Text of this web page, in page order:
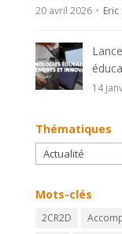
20 avril 2026 Eric
14
Thématiques
Thématiques
Mots-clés
2CR2D